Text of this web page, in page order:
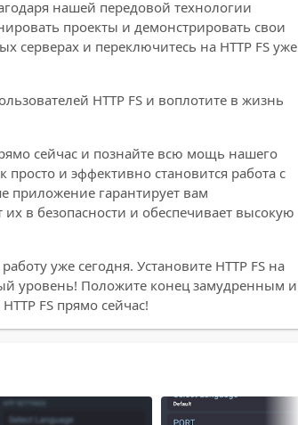
нашей передовой технологии
проекты и демонстрировать свои
серверах и переключитесь на HTTP FS уже
HTTP FS и воплотите в жизнь
сейчас и познайте всю мощь нашего
и эффективно становится работа с
приложение гарантирует вам
в безопасности и обеспечивает высокую
уже сегодня. Установите HTTP FS на
уровень! Положите конец замудренным и
FS прямо сейчас!